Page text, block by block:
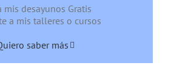
mis desayunos Gratis
a mis talleres o cursos
saber más